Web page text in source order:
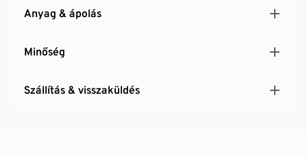
Anyag & ápolás
Minőség
Szállítás & visszaküldés